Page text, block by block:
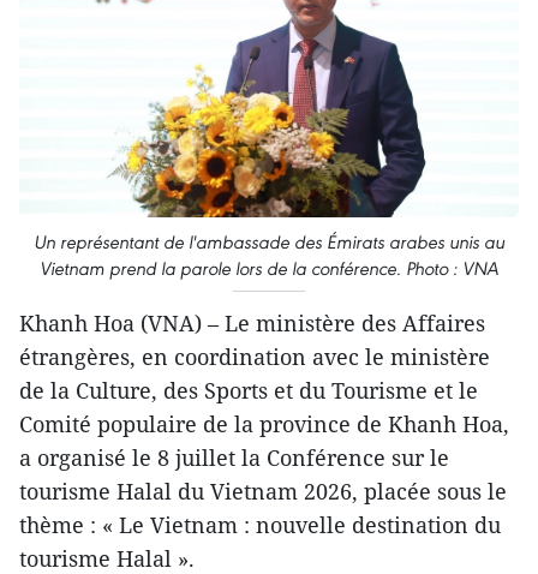
Un représentant de l'ambassade des Émirats arabes unis au
Vietnam prend la parole lors de la conférence. Photo : VNA
Khanh Hoa (VNA) – Le ministère des Affaires
étrangères, en coordination avec le ministère
de la Culture, des Sports et du Tourisme et le
Comité populaire de la province de Khanh Hoa,
a organisé le 8 juillet la Conférence sur le
tourisme Halal du Vietnam 2026, placée sous le
thème : « Le Vietnam : nouvelle destination du
tourisme Halal ».